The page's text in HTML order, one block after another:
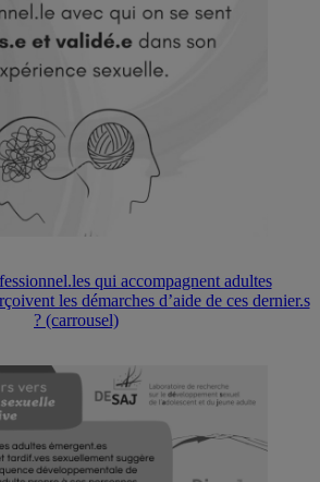
qui accompagnent adultes
les démarches d’aide de ces dernier.s
? (carrousel)